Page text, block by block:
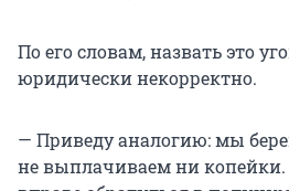
По его словам, назвать это
юридически некорректно.
— Приведу аналогию: мы
не выплачиваем ни копейки.